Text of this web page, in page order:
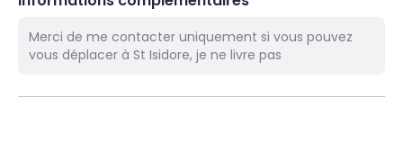
Merci de me contacter uniquement si vous pouvez
vous déplacer à St Isidore, je ne livre pas